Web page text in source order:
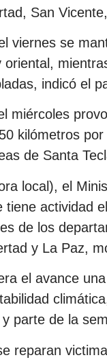
San
viernes se
oriental,
indicó el
miércoles
kilómetros
de Santa
local), el
tiene actividad
de los
y La Paz,
el avance
parte de la
reparan